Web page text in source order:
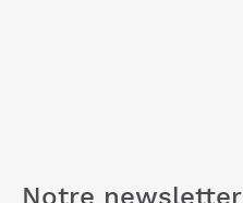
Notre newsletter